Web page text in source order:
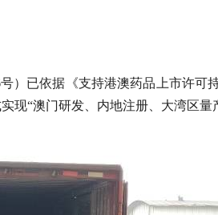
）已依据《支持港澳药品上市许
现“澳门研发、内地注册、大湾区